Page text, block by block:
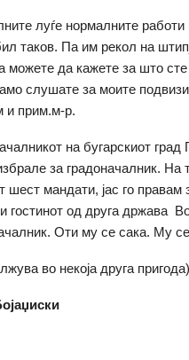
луѓе нормалните
таков. Па им рекол на
можете да кажете за што сте
слушате за моите
и прим.м-р.
на бугарскиот
за градоначалник.
шест мандати, јас го правам
гостинот од друга држава
Оти му се сака. Му
во некоја друга пригода)